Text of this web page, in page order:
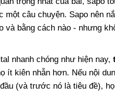
một câu chuyện. Sapo nên
và bằng cách nào - nhưng
nhanh chóng như hiện nay,
ít kiên nhẫn hơn. Nếu nội
(và trước nó là tiêu đề),